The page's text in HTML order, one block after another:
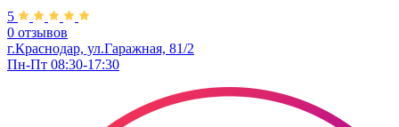
5
0 отзывов
г.Краснодар, ул.Гаражная, 81/2
Пн-Пт 08:30-17:30